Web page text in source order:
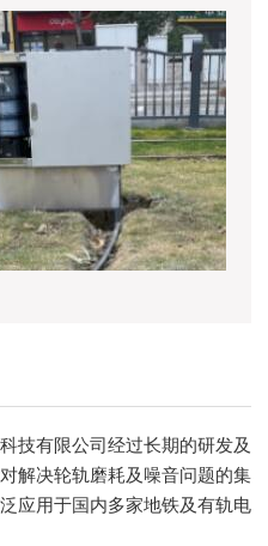
技有限公司经过长期的研发及
解决轮轨磨耗及噪音问题的集
应用于国内多家地铁及有轨电